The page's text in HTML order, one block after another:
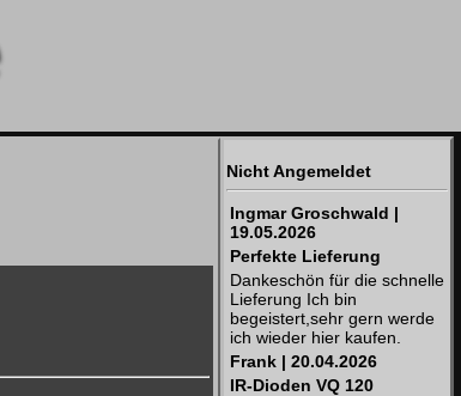
Nicht Angemeldet
Ingmar Groschwald |
19.05.2026
Perfekte Lieferung
Dankeschön für die schnelle
Lieferung Ich bin
begeistert,sehr gern werde
ich wieder hier kaufen.
Frank | 20.04.2026
IR-Dioden VQ 120